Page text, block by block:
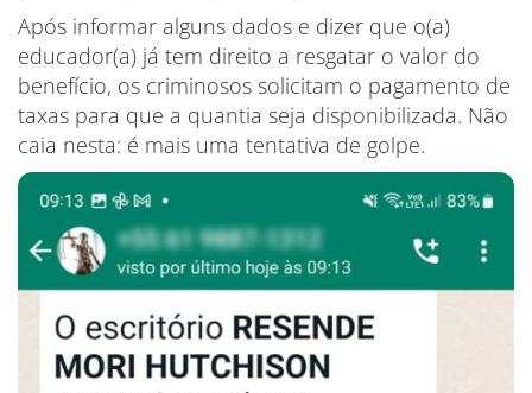
Após informar alguns dados e dizer que o(a)
educador(a) já tem direito a resgatar o valor do
benefício, os criminosos solicitam o pagamento de
taxas para que a quantia seja disponibilizada. Não
caia nesta: é mais uma tentativa de golpe.